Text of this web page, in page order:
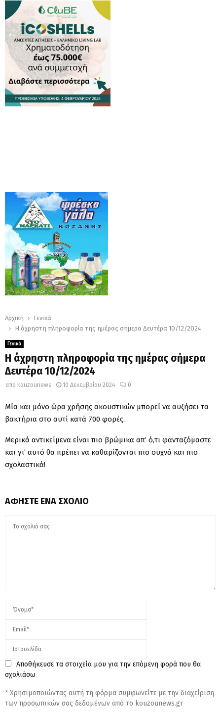
Αρχική
Γενικά
Η άχρηστη πληροφορία της ημέρας σήμερα Δευτέρα 10/12/2024
Γενικά
Η άχρηστη πληροφορία της ημέρας σήμερα
Δευτέρα 10/12/2024
από kouzounews 10 Δεκεμβρίου 2024 0
Μία και μόνο ώρα χρήσης ακουστικών μπορεί να αυξήσει τα
βακτήρια στο αυτί κατά 700 φορές.
Μερικά αντικείμενα είναι πιο βρώμικα απ’ ό,τι φανταζόμαστε
και γι’ αυτό θα πρέπει να καθαρίζονται πιο συχνά και πιο
σχολαστικά!
ΑΦΉΣΤΕ ΈΝΑ ΣΧΌΛΙΟ
Αποθήκευσε τα στοιχεία μου για την επόμενη φορά που θα
σχολιάσω
* Χρησιμοποιώντας αυτή τη φόρμα συμφωνείτε με την διαχείριση
των προσωπικών σας δεδομένων από το kouzounews.gr